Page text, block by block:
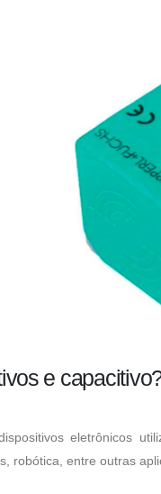
e
eletrônicos
robótica, entre outras